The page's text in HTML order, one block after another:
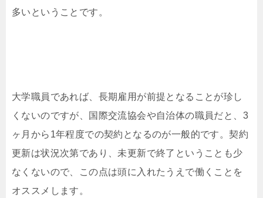
多いということです。
大学職員であれば、長期雇用が前提となることが珍し
くないのですが、国際交流協会や自治体の職員だと、3
ヶ月から1年程度での契約となるのが一般的です。契約
更新は状況次第であり、未更新で終了ということも少
なくないので、この点は頭に入れたうえで働くことを
オススメします。